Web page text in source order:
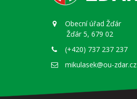
Obecní úřad Žďár
Žďár 5, 679 02
(+420) 737 237 237
mikulasek@ou-zdar.cz